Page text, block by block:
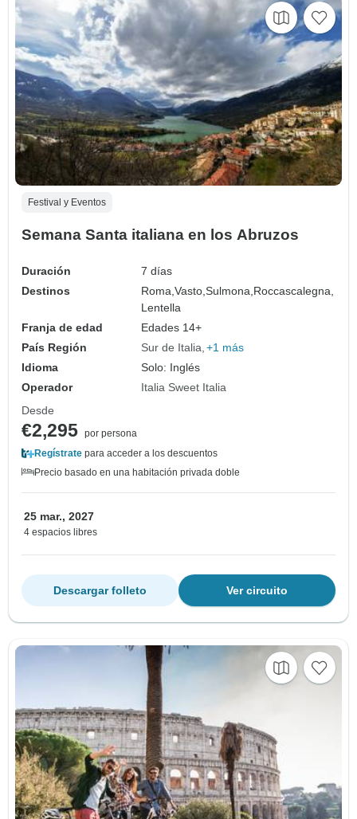
Festival y Eventos
Semana Santa italiana en los Abruzos
Duración
7 días
Destinos
Roma,Vasto,Sulmona,Roccascalegna,
Lentella
Franja de edad
Edades 14+
País Región
Sur de Italia +1 más
Idioma
Solo: Inglés
Operador
Italia Sweet Italia
Desde
€2,295 por persona
Regístrate para acceder a los descuentos
Precio basado en una habitación privada doble
25 mar., 2027
4 espacios libres
Ver circuito
Descargar folleto